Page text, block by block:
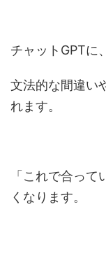
チャットGPTに
文法的な間違い
れます。
「これで合っ
くなります。